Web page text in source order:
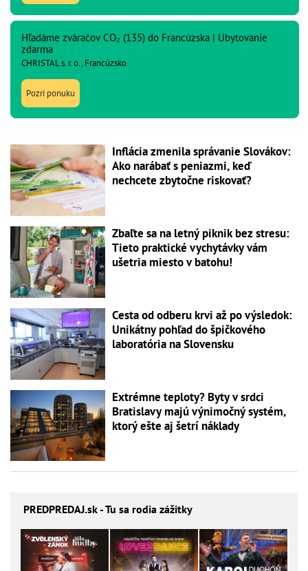
Hľadáme zváračov CO₂ (135) do Francúzska | Ubytovanie
zdarma
CHRISTAL s. r. o., Francúzsko
Pozri ponuku
Inflácia zmenila správanie Slovákov:
Ako narábať s peniazmi, keď
nechcete zbytočne riskovať?
Zbaľte sa na letný piknik bez stresu:
Tieto praktické vychytávky vám
ušetria miesto v batohu!
Cesta od odberu krvi až po výsledok:
Unikátny pohľad do špičkového
laboratória na Slovensku
Extrémne teploty? Byty v srdci
Bratislavy majú výnimočný systém,
ktorý ešte aj šetrí náklady
PREDPREDAJ.sk - Tu sa rodia zážitky